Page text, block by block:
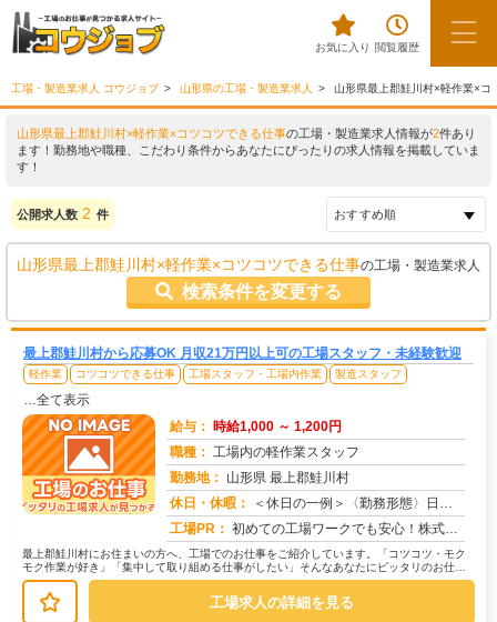
お気に入り 閲覧履歴
工場・製造業求人 コウジョブ 山形県の工場・製造業求人 山形県最上郡鮭川村×軽作業×コ
山形県最上郡鮭川村×軽作業×コツコツできる仕事の工場・製造業求人情報が2件あり
ます！勤務地や職種、こだわり条件からあなたにぴったりの求人情報を掲載していま
す！
公開求人数 2 件
山形県最上郡鮭川村×軽作業×コツコツできる仕事の工場・製造業求人
検索条件を変更する
最上郡鮭川村から応募OK 月収21万円以上可の工場スタッフ・未経験歓迎
軽作業 コツコツできる仕事 工場スタッフ・工場内作業 製造スタッフ
…全て表示
給与： 時給1,000 ～ 1,200円
職種： 工場内の軽作業スタッフ
勤務地： 山形県 最上郡鮭川村
休日・休暇：
＜休日の一例＞〈勤務形態〉日勤〈休日〉土日★ＧＷ・夏季・冬季・年末年始休暇あり★有給休暇あり※配属先により休日・勤...
工場PR： 初めての工場ワークでも安心！株式会社京栄センターなら、全国各地の豊富なお仕事の中から、あなたにぴったりの環境が見つ...
最上郡鮭川村にお住まいの方へ、工場でのお仕事をご紹介しています。「コツコツ・モク
モク作業が好き」「集中して取り組める仕事がしたい」そんなあなたにピッタリのお仕事
を、京栄センターがご紹介します。☆...
工場求人の詳細を見る